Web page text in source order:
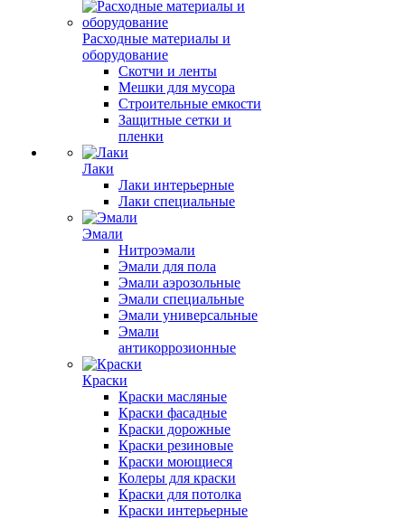
Расходные материалы и
оборудование
Скотчи и ленты
Мешки для мусора
Строительные емкости
Защитные сетки и
пленки
Лаки
Лаки интерьерные
Лаки специальные
Эмали
Нитроэмали
Эмали для пола
Эмали аэрозольные
Эмали специальные
Эмали универсальные
Эмали
антикоррозионные
Краски
Краски масляные
Краски фасадные
Краски дорожные
Краски резиновые
Краски моющиеся
Колеры для краски
Краски для потолка
Краски интерьерные